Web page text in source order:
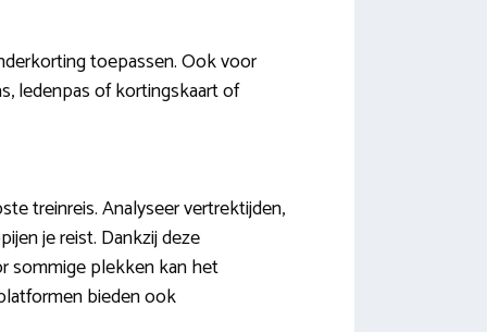
toepassen. Ook voor
ledenpas of kortingskaart of
treinreis. Analyseer vertrektijden,
je reist. Dankzij deze
sommige plekken kan het
bieden ook